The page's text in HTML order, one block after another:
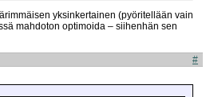
yksinkertainen (pyöritellään vain
mahdoton optimoida – siihenhän sen
#